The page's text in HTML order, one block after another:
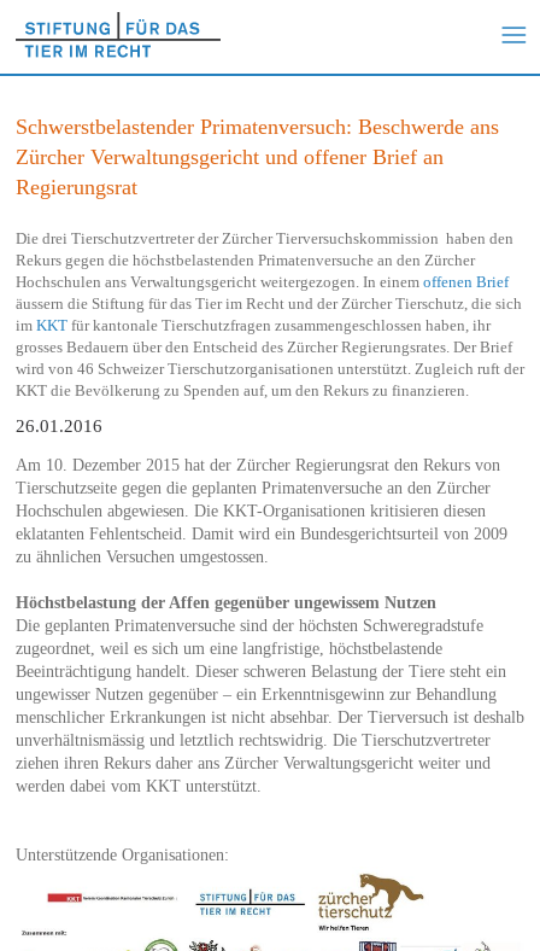
Schwerstbelastender Primatenversuch: Beschwerde ans
Zürcher Verwaltungsgericht und offener Brief an
Regierungsrat
Die drei Tierschutzvertreter der Zürcher Tierversuchskommission haben den
Rekurs gegen die höchstbelastenden Primatenversuche an den Zürcher
Hochschulen ans Verwaltungsgericht weitergezogen. In einem offenen Brief
äussern die Stiftung für das Tier im Recht und der Zürcher Tierschutz, die sich
im KKTfür kantonale Tierschutzfragen zusammengeschlossen haben, ihr
grosses Bedauern über den Entscheid des Zürcher Regierungsrates. Der Brief
wird von 46 Schweizer Tierschutzorganisationen unterstützt. Zugleich ruft der
KKT die Bevölkerung zu Spenden auf, um den Rekurs zu finanzieren.
26.01.2016
Am 10. Dezember 2015 hat der Zürcher Regierungsrat den Rekurs von
Tierschutzseite gegen die geplanten Primatenversuche an den Zürcher
Hochschulen abgewiesen. Die KKT-Organisationen kritisieren diesen
eklatanten Fehlentscheid. Damit wird ein Bundesgerichtsurteil von 2009
zu ähnlichen Versuchen umgestossen.
Höchstbelastung der Affen gegenüber ungewissem Nutzen
Die geplanten Primatenversuche sind der höchsten Schweregradstufe
zugeordnet, weil es sich um eine langfristige, höchstbelastende
Beeinträchtigung handelt. Dieser schweren Belastung der Tiere steht ein
ungewisser Nutzen gegenüber – ein Erkenntnisgewinn zur Behandlung
menschlicher Erkrankungen ist nicht absehbar. Der Tierversuch ist deshalb
unverhältnismässig und letztlich rechtswidrig. Die Tierschutzvertreter
ziehen ihren Rekurs daher ans Zürcher Verwaltungsgericht weiter und
werden dabei vom KKT unterstützt.
Unterstützende Organisationen: